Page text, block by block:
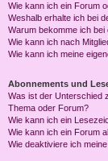
Wie kann ich ein Forum
Weshalb erhalte ich bei
Warum bekomme ich bei
Wie kann ich nach
Wie kann ich meine
Abonnements und
Was ist der Unterschied
Thema oder Forum?
Wie kann ich ein
Wie kann ich ein Forum
Wie deaktiviere ich